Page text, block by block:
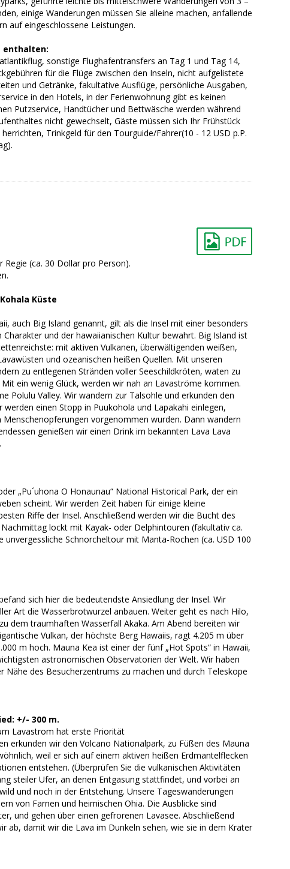
einige Wanderungen müssen Sie alleine machen, anfallende
auf eingeschlossene Leistungen.
enthalten:
sonstige Flughafentransfers an Tag 1 und Tag 14,
für die Flüge zwischen den Inseln, nicht aufgelistete
und Getränke, fakultative Ausflüge, persönliche Ausgaben,
in den Hotels, in der Ferienwohnung gibt es keinen
Putzservice, Handtücher und Bettwäsche werden während
nicht gewechselt, Gäste müssen sich Ihr Frühstück
Trinkgeld für den Tourguide/Fahrer(10 - 12 USD p.P.
(ca. 30 Dollar pro Person).
Küste
auch Big Island genannt, gilt als die Insel mit einer besonders
und der hawaiianischen Kultur bewahrt. Big Island ist
mit aktiven Vulkanen, überwältigenden weißen,
und ozeanischen heißen Quellen. Mit unseren
zu entlegenen Stränden voller Seeschildkröten, waten zu
ein wenig Glück, werden wir nah an Lavaströme kommen.
Polulu Valley. Wir wandern zur Talsohle und erkunden den
einen Stopp in Puukohola und Lapakahi einlegen,
vorgenommen wurden. Dann wandern
genießen wir einen Drink im bekannten Lava Lava
„Pu´uhona O Honaunau“ National Historical Park, der ein
scheint. Wir werden Zeit haben für einige kleine
Riffe der Insel. Anschließend werden wir die Bucht des
lockt mit Kayak- oder Delphintouren (fakultativ ca.
Schnorcheltour mit Manta-Rochen (ca. USD 100
sich hier die bedeutendste Ansiedlung der Insel. Wir
Art die Wasserbrotwurzel anbauen. Weiter geht es nach Hilo,
dem traumhaften Wasserfall Akaka. Am Abend bereiten wir
Vulkan, der höchste Berg Hawaiis, ragt 4.205 m über
m hoch. Mauna Kea ist einer der fünf „Hot Spots“ in Hawaii,
astronomischen Observatorien der Welt. Wir haben
des Besucherzentrums zu machen und durch Teleskope
+/- 300 m.
Lavastrom hat erste Priorität
erkunden wir den Volcano Nationalpark, zu Füßen des Mauna
weil er sich auf einem aktiven heißen Erdmantelflecken
entstehen. (Überprüfen Sie die vulkanischen Aktivitäten
steiler Ufer, an denen Entgasung stattfindet, und vorbei an
und noch in der Entstehung. Unsere Tageswanderungen
von Farnen und heimischen Ohia. Die Ausblicke sind
und gehen über einen gefrorenen Lavasee. Abschließend
ab, damit wir die Lava im Dunkeln sehen, wie sie in dem Krater